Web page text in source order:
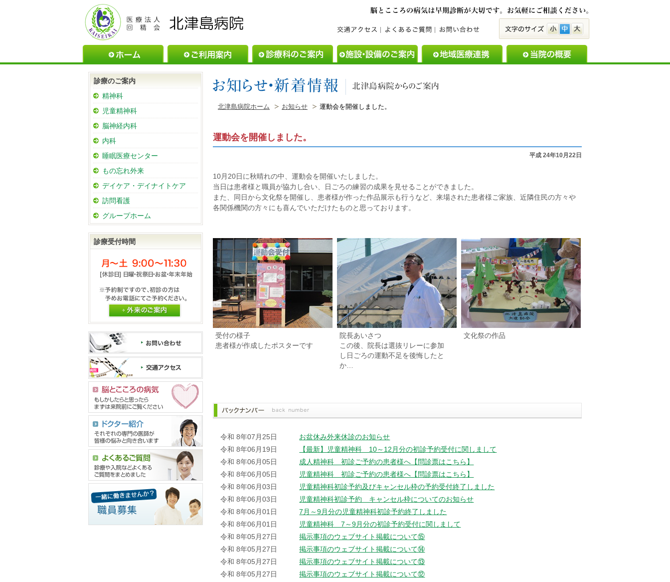
小 中
ホーム ご利用案内 診療科のご案内 施設・設備のご案内 地域医療連携
北津島病院ホーム お知らせ 運動会を開催しました。
運動会を開催しました。
平成 24年10月22日
10月20日に秋晴れの中、運動会を開催いたしました。
当日は患者様と職員が協力し合い、日ごろの練習の成果を見せることができました。
また、同日から文化祭を開催し、患者様が作った作品展示も行うなど、来場された患者様ご家族、近隣住民の方々や
各関係機関の方々にも喜んでいただけたものと思っております。
受付の様子
患者様が作成したポスターです
院長あいさつ
この後、院長は選抜リレーに参加
し日ごろの運動不足を後悔したと
か…
文化祭の作品
令和 8年07月25日
お盆休み外来休診のお知らせ
令和 8年06月19日
【最新】児童精神科 10～12月分の初診予約受付に関しまして
令和 8年06月05日
成人精神科 初診ご予約の患者様へ【問診票はこちら】
令和 8年06月05日
児童精神科 初診ご予約の患者様へ【問診票はこちら】
令和 8年06月03日
児童精神科初診予約及びキャンセル枠の予約受付終了しました
令和 8年06月03日
児童精神科初診予約 キャンセル枠についてのお知らせ
令和 8年06月01日
7月～9月分の児童精神科初診予約終了しました
令和 8年06月01日
児童精神科 7～9月分の初診予約受付に関しまして
令和 8年05月27日
掲示事項のウェブサイト掲載について⑮
令和 8年05月27日
掲示事項のウェブサイト掲載について⑭
令和 8年05月27日
掲示事項のウェブサイト掲載について⑬
令和 8年05月27日
掲示事項のウェブサイト掲載について⑫
診療のご案内
精神科
児童精神科
脳神経内科
内科
睡眠医療センター
もの忘れ外来
デイケア・デイナイトケア
訪問看護
グループホーム
診療受付時間
外来のご案内